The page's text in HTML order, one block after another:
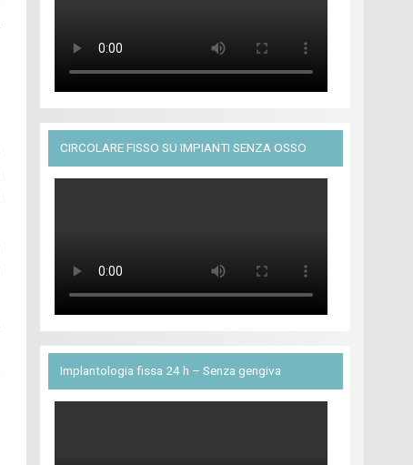
CIRCOLARE FISSO SU IMPIANTI SENZA OSSO
Implantologia fissa 24 h – Senza gengiva